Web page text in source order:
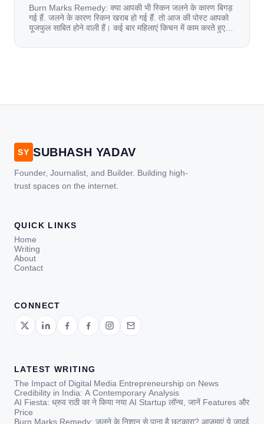
Burn Marks Remedy: क्या आपकी भी स्किन जलने के कारण बिगड़
गई हैं. जलने के कारण स्किन खराब हो गई हैं. तो आज की पोस्ट आपको
यूजफुल साबित होने वाली हैं। कई बार महिलाएं किचन में काम करते हुए
[…]
SY SUBHASH YADAV
Founder, Journalist, and Builder. Building high-
trust spaces on the internet.
QUICK LINKS
Home
Writing
About
Contact
CONNECT
LATEST WRITING
The Impact of Digital Media Entrepreneurship on News
Credibility in India: A Contemporary Analysis
AI Fiesta: ध्रुव राठी का ने किया नया AI Startup लॉन्च, जानें Features और
Price
Burn Marks Remedy: जलने के निशान से पाना है छुटकारा? आजमाएं ये जादुई